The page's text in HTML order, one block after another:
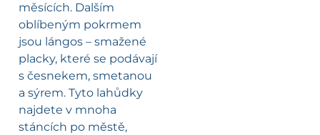
měsících. Dalším
oblíbeným pokrmem
jsou lángos – smažené
placky, které se podávají
s česnekem, smetanou
a sýrem. Tyto lahůdky
najdete v mnoha
stáncích po městě,